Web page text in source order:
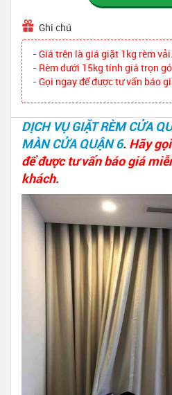
Ghi chú
- Giá trên là giá giặt 1kg rèm vải.
- Rèm dưới 15kg tính giá trọn
- Gọi ngay để được tư vấn báo
DỊCH VỤ GIẶT RÈM CỬA
MÀN CỬA QUẬN 6. Hãy
để được tư vấn báo giá
khách.